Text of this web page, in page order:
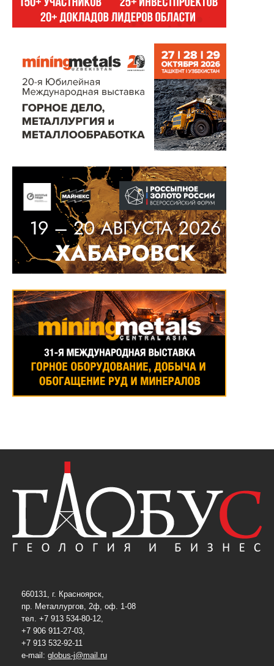
660131, г. Красноярск,
пр. Металлургов, 2ф, оф. 1-08
тел. +7 913 534-80-12,
+7 906 911-27-03,
+7 913 532-92-11
e-mail: globus-j@mail.ru